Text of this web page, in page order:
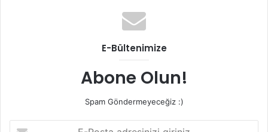
E-Bültenimize
Abone Olun!
Spam Göndermeyeceğiz :)